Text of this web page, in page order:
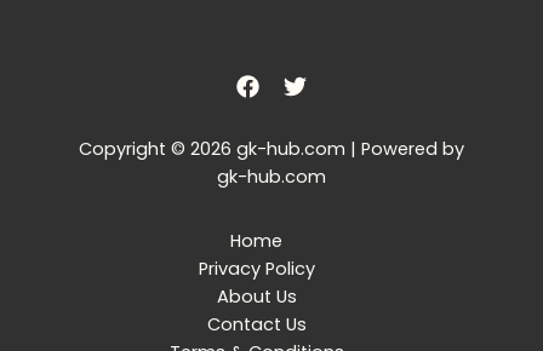
Copyright © 2026 gk-hub.com | Powered by
gk-hub.com
Home
Privacy Policy
About Us
Contact Us